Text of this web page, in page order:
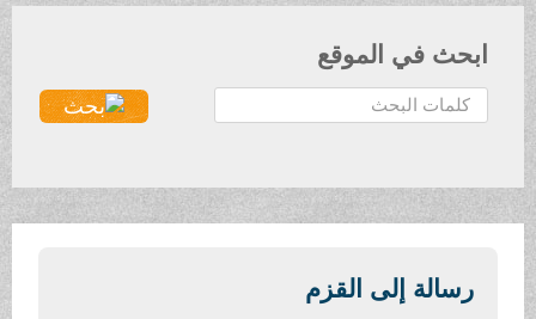
ابحث في الموقع
ح
ث
رسالة إلى القزم